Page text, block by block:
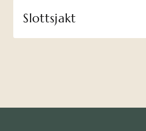
Slottsjakt